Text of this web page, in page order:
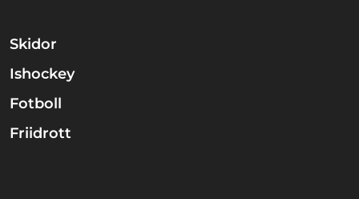
Skidor
Ishockey
Fotboll
Friidrott